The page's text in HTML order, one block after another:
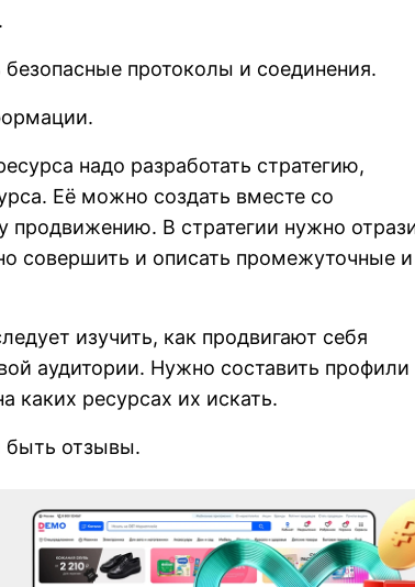
протоколы и соединения.
надо разработать стратегию,
Её можно создать вместе со
продвижению. В стратегии нужно
совершить и описать промежуточные и
изучить, как продвигают себя
аудитории. Нужно составить профили
каких ресурсах их искать.
быть отзывы.